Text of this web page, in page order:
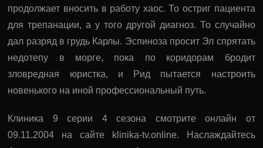
продолжает вносить в работу хаос. То остриг пациента
для трепанации, а у того другой диагноз. То случайно
дал разряд в грудь Карлы. Эспиноза просит Эл спрятать
недотепу в морге, пока по коридорам бродит
зловредная юристка, и Рид пытается настроить
новенького на иной профессиональный путь.
Клиника 9 серии 4 сезона смотрите онлайн от
09.11.2004 на сайте klinika-tv.online. Наслаждайтесь